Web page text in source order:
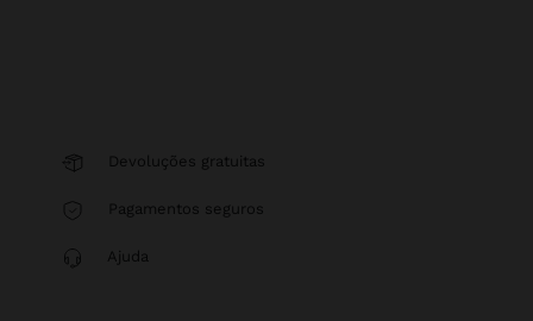
Devoluções gratuitas
Pagamentos seguros
Ajuda